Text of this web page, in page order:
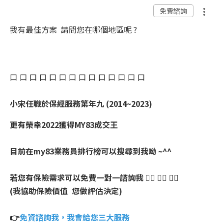
免費諮詢
我有最佳方案 請問您在哪個地區呢 ?
口 口 口 口 口 口 口 口 口 口 口 口 口 口
小宋任職於保經服務第年九 (2014~2023)
更有榮幸2022獲得MY83成交王
目前在my83業務員排行榜可以搜尋到我呦 ~^^
若您有保險需求可以免費一對一諮詢我 🙋‍♂️ 🙋‍♂️ 🙋‍♂️
(我協助保險價值 您做評估決定)
👉免資諮詢我，我會給您三大服務